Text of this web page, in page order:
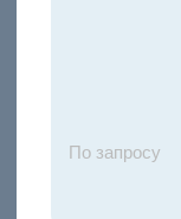
По запросу